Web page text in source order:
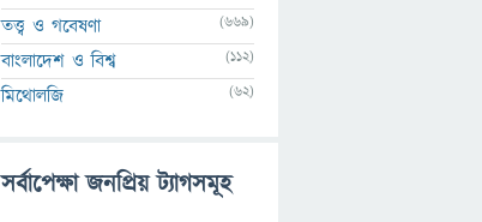
তত্ত্ব ও গবেষণা (669)
বাংলাদেশ ও বিশ্ব (112)
মিথোলজি (62)
সর্বাপেক্ষা জনপ্রিয় ট্যাগসমূহ